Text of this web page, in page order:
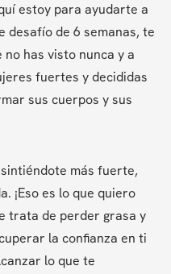
estoy para ayudarte a
desafío de 6 semanas, te
has visto nunca y a
fuertes y decididas
sus cuerpos y sus
más fuerte,
¡Eso es lo que quiero
trata de perder grasa y
la confianza en ti
lo que te